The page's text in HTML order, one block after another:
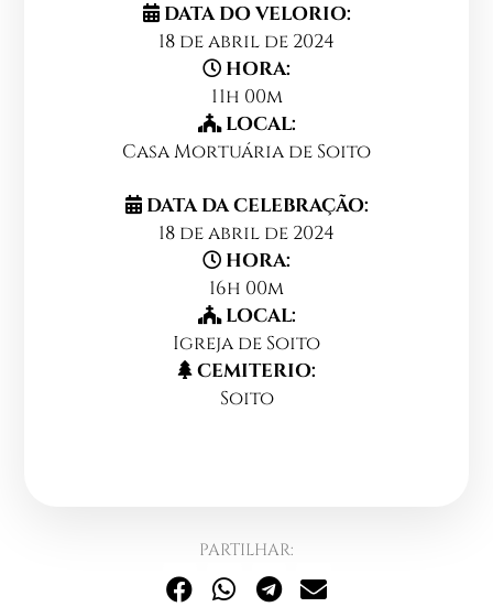
DATA DO VELORIO:
18 de abril de 2024
HORA:
11h 00m
LOCAL:
Casa Mortuária de Soito
DATA DA CELEBRAÇÃO:
18 de abril de 2024
HORA:
16h 00m
LOCAL:
Igreja de Soito
CEMITERIO:
Soito
PARTILHAR: